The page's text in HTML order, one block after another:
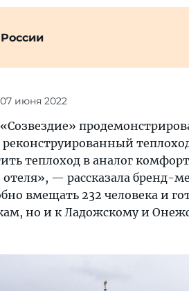
июня 2022
теплоход в аналог
отеля», — рассказала
вмещать 232 человека и
но и к Ладожскому и